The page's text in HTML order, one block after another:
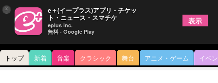
トップ 新着 音楽 クラシック 舞台 アニメ・ゲーム イベ
× e＋(イープラス)アプリ - チケッ
ト・ニュース・スマチケ
eplus inc.
無料 - Google Play
表示